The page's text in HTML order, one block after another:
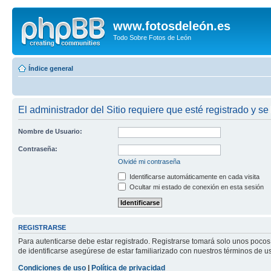
www.fotosdeleón.es
Todo Sobre Fotos de León
Índice general
El administrador del Sitio requiere que esté registrado y
Nombre de Usuario:
Contraseña:
Olvidé mi contraseña
Identificarse automáticamente en cada visita
Ocultar mi estado de conexión en esta sesión
REGISTRARSE
Para autenticarse debe estar registrado. Registrarse tomará solo unos
de identificarse asegúrese de estar familiarizado con nuestros términos de
Condiciones de uso
Política de privacidad